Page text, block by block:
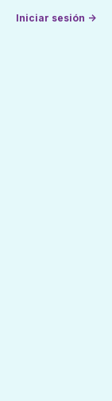
Iniciar sesión →